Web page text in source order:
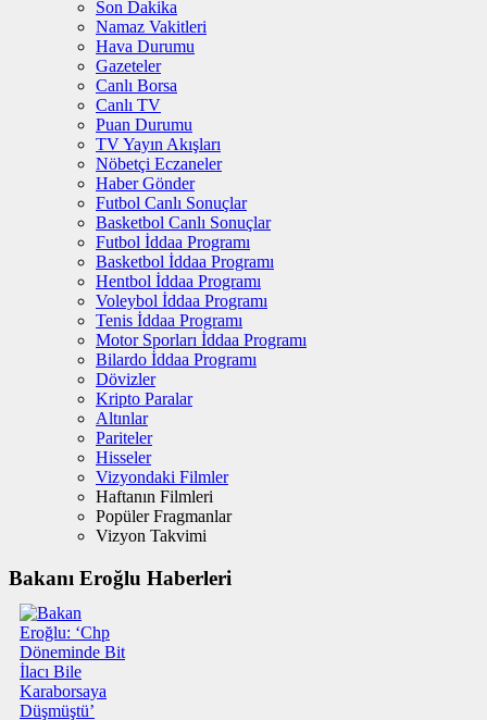
Son Dakika
Namaz Vakitleri
Hava Durumu
Gazeteler
Canlı Borsa
Canlı TV
Puan Durumu
TV Yayın Akışları
Nöbetçi Eczaneler
Haber Gönder
Futbol Canlı Sonuçlar
Basketbol Canlı Sonuçlar
Futbol İddaa Programı
Basketbol İddaa Programı
Hentbol İddaa Programı
Voleybol İddaa Programı
Tenis İddaa Programı
Motor Sporları İddaa Programı
Bilardo İddaa Programı
Dövizler
Kripto Paralar
Altınlar
Pariteler
Hisseler
Vizyondaki Filmler
Haftanın Filmleri
Popüler Fragmanlar
Vizyon Takvimi
Bakanı Eroğlu Haberleri